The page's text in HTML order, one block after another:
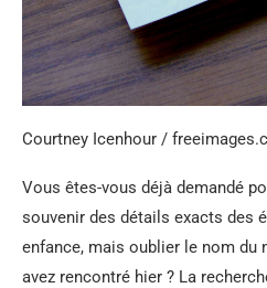
Courtney Icenhour /
Vous êtes-vous déjà demandé
souvenir des détails exacts des
enfance, mais oublier le nom du
avez rencontré hier ? La